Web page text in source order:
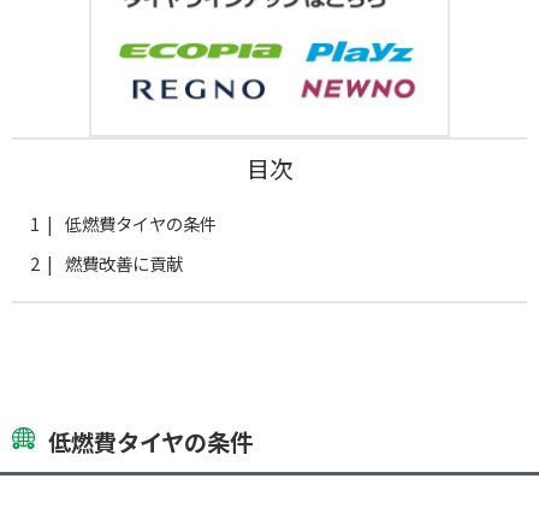
目次
低燃費タイヤの条件
燃費改善に貢献
低燃費タイヤの条件